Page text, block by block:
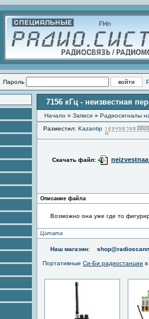
Пароль
7156 кГц - неизвестная
Начало » Записи » Радиоcигналы
Разместил: Kazantip
Скачать файл:
Описание файла
Возможно она уже где то
Цитата
Наш магазин:
Портативные Си-Би радиостанции